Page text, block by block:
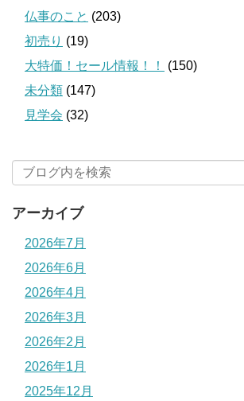
仏事のこと (203)
初売り (19)
大特価！セール情報！！
(150)
未分類 (147)
見学会 (32)
アーカイブ
2026年7月
2026年6月
2026年4月
2026年3月
2026年2月
2026年1月
2025年12月